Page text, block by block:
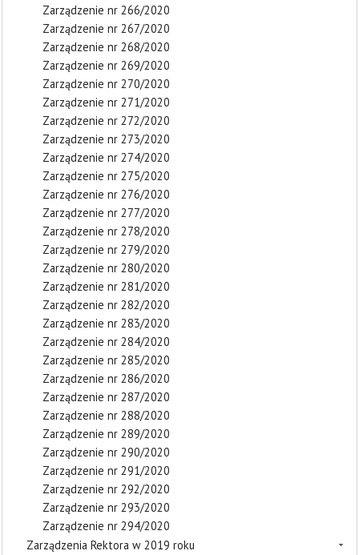
Zarządzenie nr 266/2020
Zarządzenie nr 267/2020
Zarządzenie nr 268/2020
Zarządzenie nr 269/2020
Zarządzenie nr 270/2020
Zarządzenie nr 271/2020
Zarządzenie nr 272/2020
Zarządzenie nr 273/2020
Zarządzenie nr 274/2020
Zarządzenie nr 275/2020
Zarządzenie nr 276/2020
Zarządzenie nr 277/2020
Zarządzenie nr 278/2020
Zarządzenie nr 279/2020
Zarządzenie nr 280/2020
Zarządzenie nr 281/2020
Zarządzenie nr 282/2020
Zarządzenie nr 283/2020
Zarządzenie nr 284/2020
Zarządzenie nr 285/2020
Zarządzenie nr 286/2020
Zarządzenie nr 287/2020
Zarządzenie nr 288/2020
Zarządzenie nr 289/2020
Zarządzenie nr 290/2020
Zarządzenie nr 291/2020
Zarządzenie nr 292/2020
Zarządzenie nr 293/2020
Zarządzenie nr 294/2020
Zarządzenia Rektora w 2019 roku